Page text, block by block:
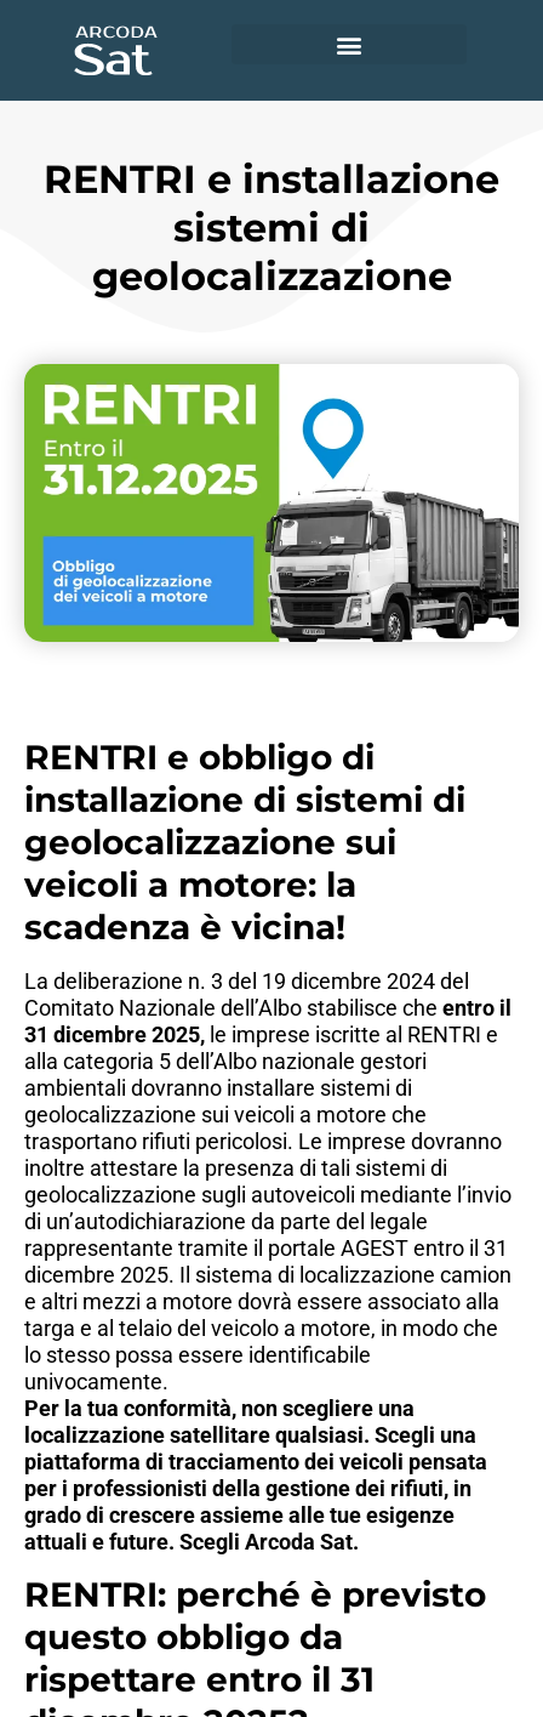
RENTRI e installazione
sistemi di
geolocalizzazione
RENTRI e obbligo di
installazione di sistemi di
geolocalizzazione sui
veicoli a motore: la
scadenza è vicina!
La deliberazione n. 3 del 19 dicembre 2024 del
Comitato Nazionale dell’Albo stabilisce che entro il
31 dicembre 2025, le imprese iscritte al RENTRI e
alla categoria 5 dell’Albo nazionale gestori
ambientali dovranno installare sistemi di
geolocalizzazione sui veicoli a motore che
trasportano rifiuti pericolosi. Le imprese dovranno
inoltre attestare la presenza di tali sistemi di
geolocalizzazione sugli autoveicoli mediante l’invio
di un’autodichiarazione da parte del legale
rappresentante tramite il portale AGEST entro il 31
dicembre 2025. Il sistema di localizzazione camion
e altri mezzi a motore dovrà essere associato alla
targa e al telaio del veicolo a motore, in modo che
lo stesso possa essere identificabile
univocamente.
Per la tua conformità, non scegliere una
localizzazione satellitare qualsiasi. Scegli una
piattaforma di tracciamento dei veicoli pensata
per i professionisti della gestione dei rifiuti, in
grado di crescere assieme alle tue esigenze
attuali e future. Scegli Arcoda Sat.
RENTRI: perché è previsto
questo obbligo da
rispettare entro il 31